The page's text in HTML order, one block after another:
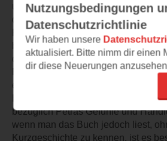
und nichts neues war dabei. Ich fand
denn so hätte ich mir das Buch
Faktor Spannung kann ich daher
beurteilen. Trotzdem war es kein
obwohl die Szenen mir bereits
Einstieg mit dem Podcast zu
etwas verwirrend, auch hatte ich ein
Bedenken im späteren Verlauf der
bezüglich Petras Gefühle und
wenn man das Buch jedoch liest,
Kurzgeschichte zu kennen, ist es
Nutzungsbedingungen
Datenschutzrichtlinie
Wir haben unsere
aktualisiert. Bitte nimm dir einen
dir diese Neuerungen